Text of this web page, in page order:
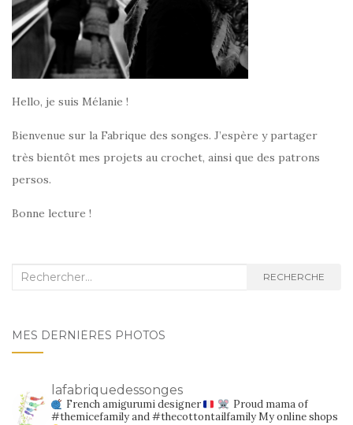
Hello, je suis Mélanie !
Bienvenue sur la Fabrique des songes. J’espère y partager
très bientôt mes projets au crochet, ainsi que des patrons
persos.
Bonne lecture !
Recherche
RECHERCHE
MES DERNIÈRES PHOTOS
lafabriquedessonges
French amigurumi designer
Proud mama of
#themicefamily and #thecottontailfamilyMy online shops